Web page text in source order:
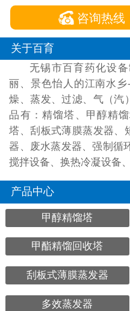
 咨询热线
关于百育
无锡市百育药化设
丽、景色怡人的江南水
燥、蒸发、过滤、气（汽
品有：精馏塔、甲醇精
塔、刮板式薄膜蒸发器、
器、废水蒸发器、强制循
搅拌设备、换热冷凝设备
产品中心
甲醇精馏塔
甲酯精馏回收塔
刮板式薄膜蒸发器
多效蒸发器